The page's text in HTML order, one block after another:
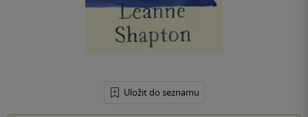
Uložit do seznamu